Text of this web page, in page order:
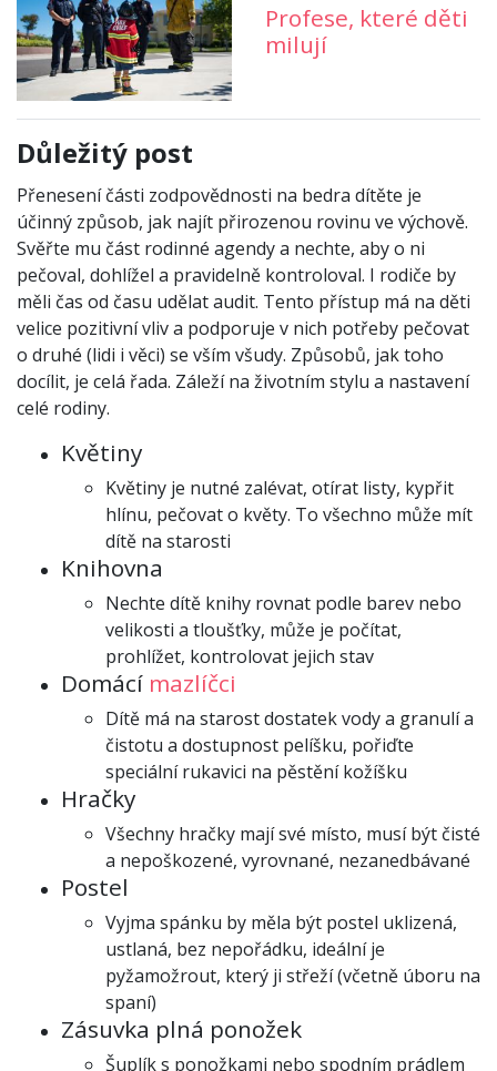
Profese, které děti
milují
Důležitý post
Přenesení části zodpovědnosti na bedra dítěte je
účinný způsob, jak najít přirozenou rovinu ve výchově.
Svěřte mu část rodinné agendy a nechte, aby o ni
pečoval, dohlížel a pravidelně kontroloval. I rodiče by
měli čas od času udělat audit. Tento přístup má na děti
velice pozitivní vliv a podporuje v nich potřeby pečovat
o druhé (lidi i věci) se vším všudy. Způsobů, jak toho
docílit, je celá řada. Záleží na životním stylu a nastavení
celé rodiny.
Květiny
Květiny je nutné zalévat, otírat listy, kypřit
hlínu, pečovat o květy. To všechno může mít
dítě na starosti
Knihovna
Nechte dítě knihy rovnat podle barev nebo
velikosti a tloušťky, může je počítat,
prohlížet, kontrolovat jejich stav
Domácí mazlíčci
Dítě má na starost dostatek vody a granulí a
čistotu a dostupnost pelíšku, pořiďte
speciální rukavici na pěstění kožíšku
Hračky
Všechny hračky mají své místo, musí být čisté
a nepoškozené, vyrovnané, nezanedbávané
Postel
Vyjma spánku by měla být postel uklizená,
ustlaná, bez nepořádku, ideální je
pyžamožrout, který ji střeží (včetně úboru na
spaní)
Zásuvka plná ponožek
Šuplík s ponožkami nebo spodním prádlem